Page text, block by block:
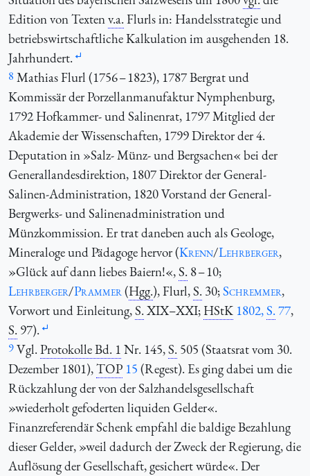
Edition von Textenv.a.Flurls in: Handelsstrategie und
betriebswirtschaftliche Kalkulation im ausgehenden 18.
Jahrhundert.
8 Mathias Flurl (1756 – 1823), 1787 Bergrat und
Kommissär der Porzellanmanufaktur Nymphenburg,
1792 Hofkammer- und Salinenrat, 1797 Mitglied der
Akademie der Wissenschaften, 1799 Direktor der 4.
Deputation in »Salz- Münz- und Bergsachen« bei der
Generallandesdirektion, 1807 Direktor der General-
Salinen-Administration, 1820 Vorstand der General-
Bergwerks- und Salinenadministration und
Münzkommission. Er trat daneben auch als Geologe,
Mineraloge und Pädagoge hervor (Krenn/Lehrberger,
»Glück auf dann liebes Baiern!«,S. 8 – 10;
Lehrberger/Prammer(Hgg.), Flurl,S. 30;Schremmer,
Vorwort und Einleitung,S.XIX–XXI; HStK 1802,S.77,
S. 97).
9Vgl.Protokolle Bd. 1 Nr. 145,S. 505 (Staatsrat vom 30.
Dezember 1801),TOP 15 (Regest). Es ging dabei um die
Rückzahlung der von der Salzhandelsgesellschaft
»wiederholt gefoderten liquiden Gelder«.
Finanzreferendär Schenk empfahl die baldige Bezahlung
dieser Gelder, »weil dadurch der Zweck der Regierung, die
Auflösung der Gesellschaft, gesichert würde«. Der